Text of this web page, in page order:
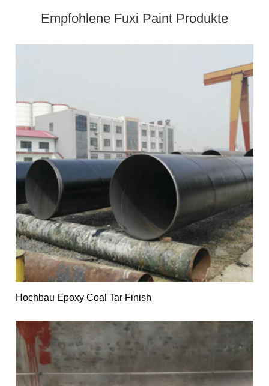
Empfohlene Fuxi Paint Produkte
Hochbau Epoxy Coal Tar Finish